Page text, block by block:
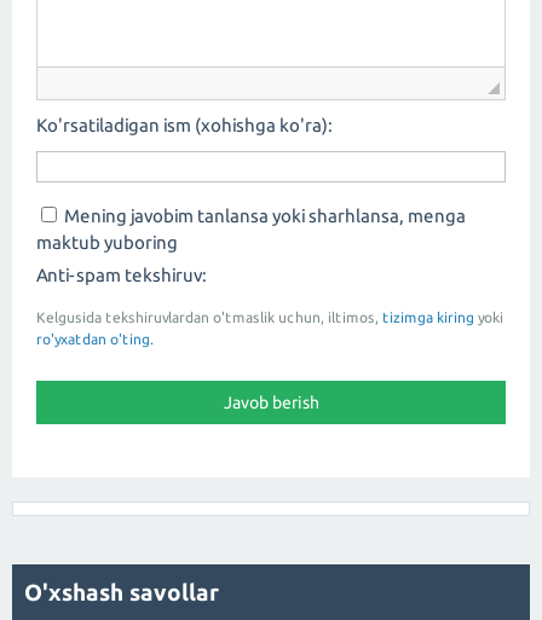
Ko'rsatiladigan ism (xohishga ko'ra):
Mening javobim tanlansa yoki sharhlansa, menga
maktub yuboring
Anti-spam tekshiruv:
Kelgusida tekshiruvlardan o'tmaslik uchun, iltimos, tizimga kiring yoki
ro'yxatdan o'ting.
O'xshash savollar